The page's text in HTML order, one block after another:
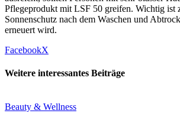
Pflegeprodukt mit LSF 50 greifen. Wichtig ist
Sonnenschutz nach dem Waschen und
erneuert wird.
FacebookX
Weitere interessantes Beiträge
Beauty & Wellness